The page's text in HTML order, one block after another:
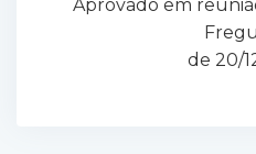
Aprovado em
de 20/